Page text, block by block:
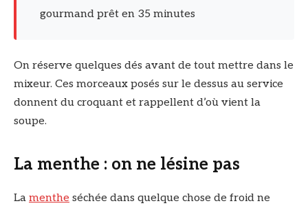
gourmand prêt en 35 minutes
On réserve quelques dés avant de tout mettre dans le
mixeur. Ces morceaux posés sur le dessus au service
donnent du croquant et rappellent d’où vient la
soupe.
La menthe : on ne lésine pas
La menthe séchée dans quelque chose de froid ne